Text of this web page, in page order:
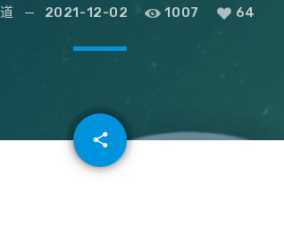
2021-12-02 1007 64
share
email